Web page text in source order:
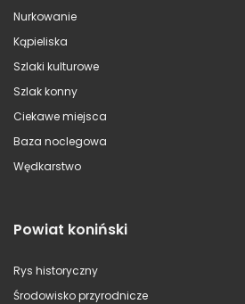
Nurkowanie
Kąpieliska
Szlaki kulturowe
Szlak konny
Ciekawe miejsca
Baza noclegowa
Wędkarstwo
Powiat koniński
Rys historyczny
Środowisko przyrodnicze